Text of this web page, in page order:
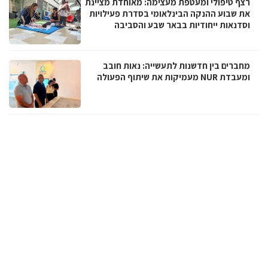
את שבוע ההנקה הבינלאומי בסדרת פעילויות
וסדנאות ייחודיות בבאר שבע והסביבה
מחברים בין חדשנות לתעשייה: נאות חובב
ומעבדת NUR מעמיקות את שיתוף הפעולה